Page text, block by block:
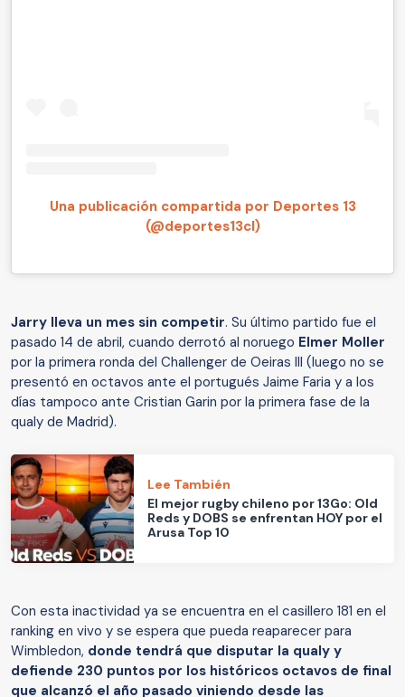
Una publicación compartida por Deportes 13
(@deportes13cl)
Jarry lleva un mes sin competir. Su último partido fue el
pasado 14 de abril, cuando derrotó al noruego Elmer Moller
por la primera ronda del Challenger de Oeiras III (luego no se
presentó en octavos ante el portugués Jaime Faria y a los
días tampoco ante Cristian Garin por la primera fase de la
qualy de Madrid).
Lee También
El mejor rugby chileno por 13Go: Old
Reds y DOBS se enfrentan HOY por el
Arusa Top 10
Con esta inactividad ya se encuentra en el casillero 181 en el
ranking en vivo y se espera que pueda reaparecer para
Wimbledon, donde tendrá que disputar la qualy y
defiende 230 puntos por los históricos octavos de final
que alcanzó el año pasado viniendo desde las